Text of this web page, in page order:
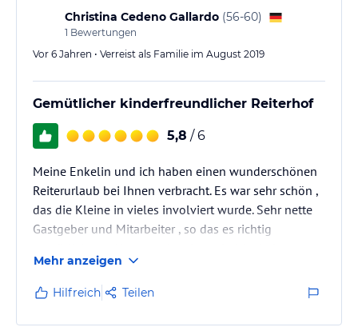
Christina Cedeno Gallardo (56-60)
1 Bewertungen
Vor 6 Jahren • Verreist als Familie im August 2019
Gemütlicher kinderfreundlicher Reiterhof
5,8 / 6
Meine Enkelin und ich haben einen wunderschönen
Reiterurlaub bei Ihnen verbracht. Es war sehr schön ,
das die Kleine in vieles involviert wurde. Sehr nette
Gastgeber und Mitarbeiter , so das es richtig
Mehr anzeigen
Hilfreich Teilen